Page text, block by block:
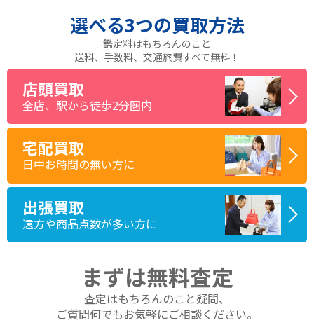
選べる3つの買取方法
鑑定料はもちろんのこと
送料、手数料、交通旅費すべて無料！
店頭買取
全店、駅から徒歩2分圏内
宅配買取
日中お時間の無い方に
出張買取
遠方や商品点数が多い方に
まずは無料査定
査定はもちろんのこと疑問、
ご質問何でもお気軽にご相談ください。